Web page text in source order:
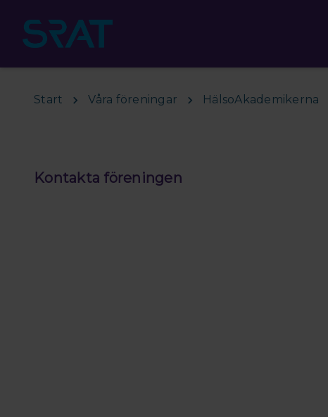
Start Våra föreningar HälsoAkademikerna
Kontakta föreningen